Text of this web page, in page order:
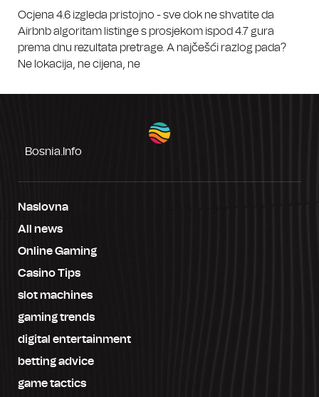
Ocjena 4.6 izgleda pristojno - sve dok ne shvatite da
Airbnb algoritam listinge s prosjekom ispod 4.7 gura
prema dnu rezultata pretrage. A najčešći razlog pada?
Ne lokacija, ne cijena, ne
Bosnia.info
Naslovna
All news
Online Gaming
Casino Tips
slot machines
gaming trends
digital entertainment
betting advice
game tactics